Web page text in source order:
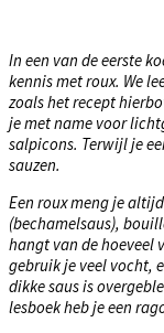
In een van de eerste
kennis met roux. We
zoals het recept
je met name voor
salpicons. Terwijl je
sauzen.
Een roux meng je
(bechamelsaus),
hangt van de hoeveel
gebruik je veel vocht,
dikke saus is
lesboek heb je een